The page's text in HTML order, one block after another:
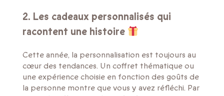
2. Les cadeaux personnalisés qui
racontent une histoire
Cette année, la personnalisation est toujours au
cœur des tendances. Un coffret thématique ou
une expérience choisie en fonction des goûts de
la personne montre que vous y avez réfléchi. Par